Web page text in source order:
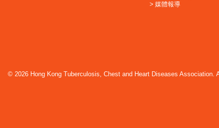
媒體報導
© 2026 Hong Kong Tuberculosis, Chest and Heart Diseases Association.